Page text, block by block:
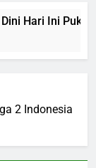
Ini Pukul
2 Indonesia